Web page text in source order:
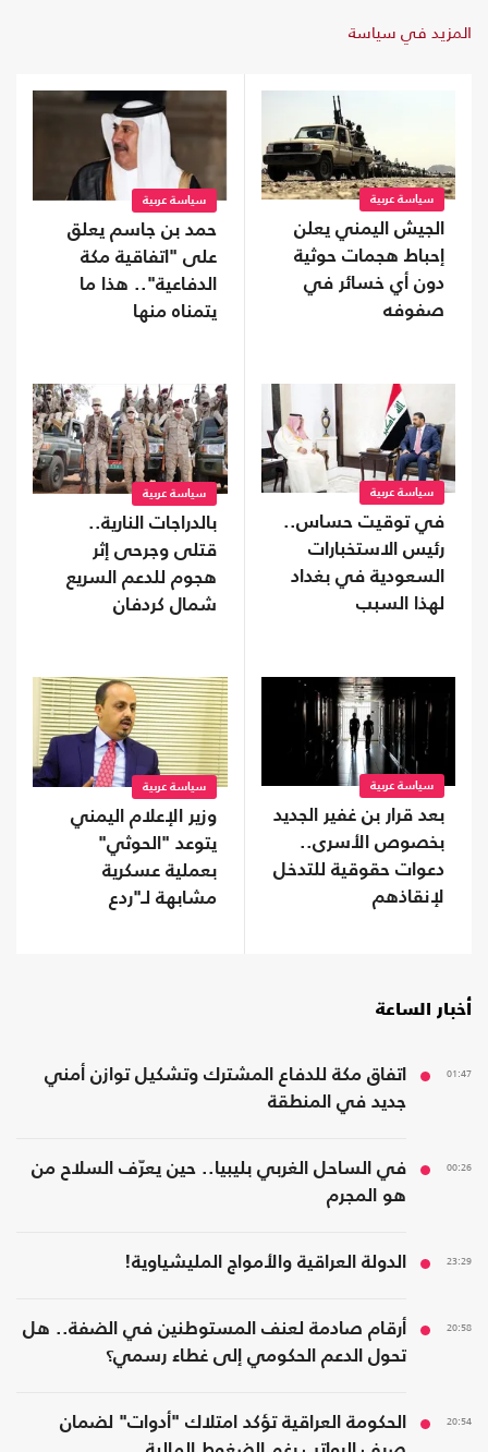
المزيد في سياسة
سياسة عربية
الجيش اليمني يعلن
إحباط هجمات حوثية
دون أي خسائر في
صفوفه
سياسة عربية
حمد بن جاسم يعلق
على "اتفاقية مكة
الدفاعية".. هذا ما
يتمناه منها
سياسة عربية
في توقيت حساس..
رئيس الاستخبارات
السعودية في بغداد
لهذا السبب
سياسة عربية
بالدراجات النارية..
قتلى وجرحى إثر
هجوم للدعم السريع
شمال كردفان
سياسة عربية
بعد قرار بن غفير الجديد
بخصوص الأسرى..
دعوات حقوقية للتدخل
لإنقاذهم
سياسة عربية
وزير الإعلام اليمني
يتوعد "الحوثي"
بعملية عسكرية
مشابهة لـ"ردع
أخبار الساعة
01:47
اتفاق مكة للدفاع المشترك وتشكيل توازن أمني
جديد في المنطقة
00:26
في الساحل الغربي بليبيا.. حين يعرّف السلاح من
هو المجرم
23:29 الدولة العراقية والأمواج المليشياوية!
20:58
أرقام صادمة لعنف المستوطنين في الضفة.. هل
تحول الدعم الحكومي إلى غطاء رسمي؟
20:54
الحكومة العراقية تؤكد امتلاك "أدوات" لضمان